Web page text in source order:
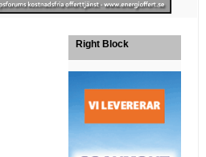
Right Block